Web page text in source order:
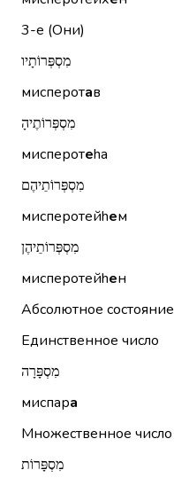
3-е (Они)
מִסְפְּרוֹתָיו
мисперотав
מִסְפְּרוֹתֶיהָ
мисперотеhа
מִסְפְּרוֹתֵיהֶם
мисперотейhем
מִסְפְּרוֹתֵיהֶן
мисперотейhен
Абсолютное состояние
Единственное число
מִסְפָּרָה
миспара
Множественное число
מִסְפָּרוֹת